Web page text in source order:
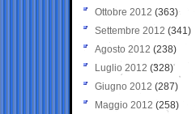
Ottobre 2012 (363)
Settembre 2012 (341)
Agosto 2012 (238)
Luglio 2012 (328)
Giugno 2012 (287)
Maggio 2012 (258)